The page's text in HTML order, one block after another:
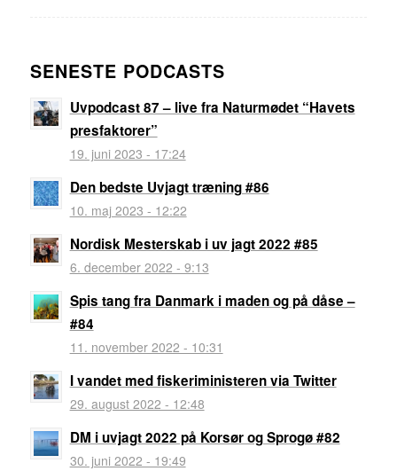
SENESTE PODCASTS
Uvpodcast 87 – live fra Naturmødet “Havets
presfaktorer”
19. juni 2023 - 17:24
Den bedste Uvjagt træning #86
10. maj 2023 - 12:22
Nordisk Mesterskab i uv jagt 2022 #85
6. december 2022 - 9:13
Spis tang fra Danmark i maden og på dåse –
#84
11. november 2022 - 10:31
I vandet med fiskeriministeren via Twitter
29. august 2022 - 12:48
DM i uvjagt 2022 på Korsør og Sprogø #82
30. juni 2022 - 19:49